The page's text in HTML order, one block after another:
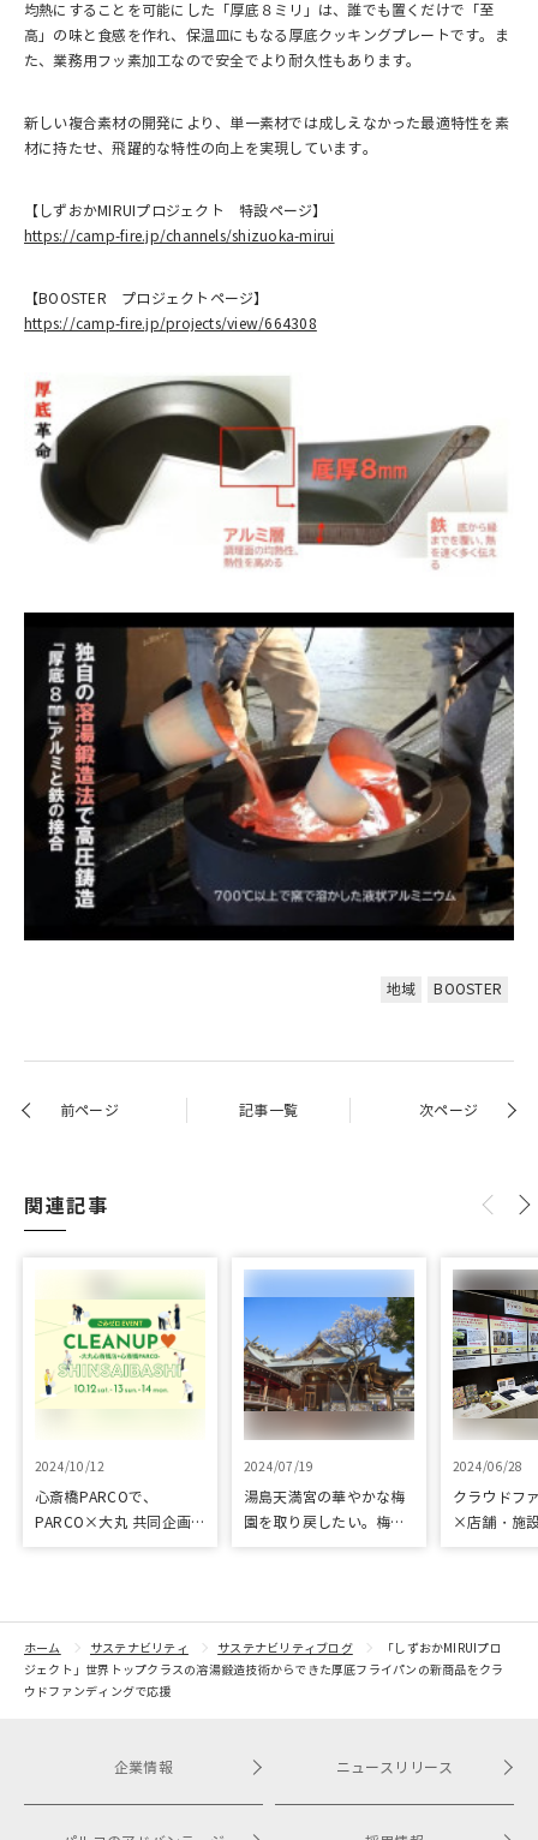
均熱にすることを可能にした「厚底８ミリ」は、誰でも置くだけで「至
高」の味と食感を作れ、保温皿にもなる厚底クッキングプレートです。ま
た、業務用フッ素加工なので安全でより耐久性もあります。
新しい複合素材の開発により、単一素材では成しえなかった最適特性を素
材に持たせ、飛躍的な特性の向上を実現しています。
【しずおかMIRUIプロジェクト 特設ページ】
https://camp-fire.jp/channels/shizuoka-mirui
【BOOSTER プロジェクトページ】
https://camp-fire.jp/projects/view/664308
地域 BOOSTER
前ページ 記事一覧 次ページ
関連記事
2024/10/12
心斎橋PARCOで、
PARCO×大丸 共同企画
開催！
2024/07/19
湯島天満宮の華やかな梅
園を取り戻したい。梅園
2024/06/28
クラウドフ
×店舗・施
トをピック
紹介
ホーム サステナビリティ サステナビリティブログ
「しずおかMIRUIプロ
ジェクト」世界トップクラスの溶湯鍛造技術からできた厚底フライパンの新商品をクラ
ウドファンディングで応援
企業情報 ニュースリリース